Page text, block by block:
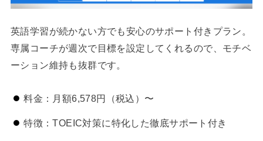
英語学習が続かない方でも安心のサポート付きプラン。
専属コーチが週次で目標を設定してくれるので、モチベ
ーション維持も抜群です。
料金：月額6,578円（税込）〜
特徴：TOEIC対策に特化した徹底サポート付き